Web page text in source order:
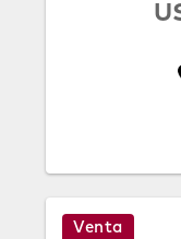
Venta